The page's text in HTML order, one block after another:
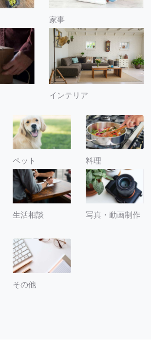
家事
インテリア
ペット 料理
生活相談 写真・動画制作
その他